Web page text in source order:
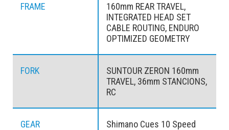
FRAME
160mm REAR TRAVEL,
INTEGRATED HEAD SET
CABLE ROUTING, ENDURO
OPTIMIZED GEOMETRY
FORK
SUNTOUR ZERON 160mm
TRAVEL, 36mm STANCIONS,
RC
GEAR Shimano Cues 10 Speed